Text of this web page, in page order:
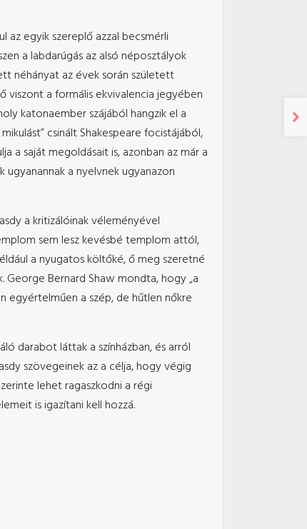
az egyik szereplő azzal becsmérli
a labdarúgás az alsó néposztályok
néhányat az évek során született
viszont a formális ekvivalencia jegyében
katonaember szájából hangzik el a
csinált Shakespeare focistájából,
a saját megoldásait is, azonban az már a
a nyelvnek ugyanazon
a kritizálóinak véleményével
sem lesz kevésbé templom attól,
a nyugatos költőké, ő meg szeretné
Bernard Shaw mondta, hogy „a
egyértelműen a szép, de hűtlen nőkre
darabot láttak a színházban, és arról
szövegeinek az a célja, hogy végig
lehet ragaszkodni a régi
is igazítani kell hozzá.